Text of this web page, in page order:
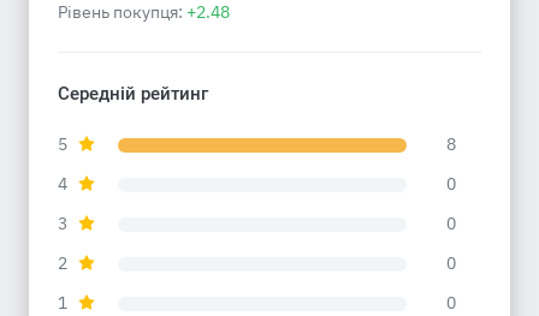
Рівень покупця: +2.48
Середній рейтинг
5
8
4
0
3
0
2
0
1
0